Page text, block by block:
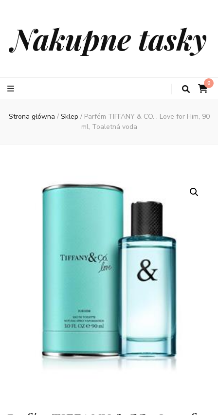
Nakupne tasky
0
Strona główna / Sklep / Parfém TIFFANY & CO. . Love for Him, 90
ml, Toaletná voda